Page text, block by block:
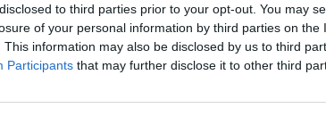
to third parties prior to your opt-out. You may
of your personal information by third parties on the
This information may also be disclosed by us to third
Participants that may further disclose it to other third
mniejszej, w dotyku jest to mała kulka która boli
wygląda?